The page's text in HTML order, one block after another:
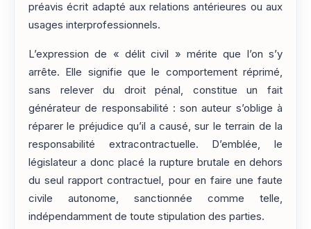
préavis écrit adapté aux relations antérieures ou aux
usages interprofessionnels.
L’expression de « délit civil » mérite que l’on s’y
arrête. Elle signifie que le comportement réprimé,
sans relever du droit pénal, constitue un fait
générateur de responsabilité : son auteur s’oblige à
réparer le préjudice qu’il a causé, sur le terrain de la
responsabilité extracontractuelle. D’emblée, le
législateur a donc placé la rupture brutale en dehors
du seul rapport contractuel, pour en faire une faute
civile autonome, sanctionnée comme telle,
indépendamment de toute stipulation des parties.